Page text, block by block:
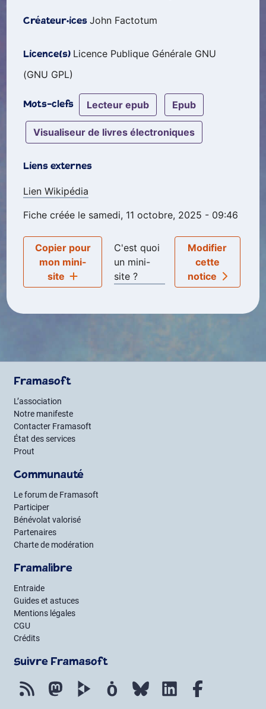
Créateur·icesJohn Factotum
Licence(s) Licence Publique Générale GNU
(GNU GPL)
Mots-clefs lecteur epub epub
visualiseur de livres électroniques
Liens externes
Lien Wikipédia
Fiche créée le samedi, 11 octobre, 2025 - 09:46
Copier pour
mon mini-
site
C'est quoi
un mini-
site ?
Modifier
cette
notice
Framasoft
L’association
Notre manifeste
Contacter Framasoft
État des services
Prout
Communauté
Le forum de Framasoft
Participer
Bénévolat valorisé
Partenaires
Charte de modération
Framalibre
Entraide
Guides et astuces
Mentions légales
CGU
Crédits
Suivre Framasoft
Flux RSS MastodonPeerTube Mobilizon Bluesky LinkedIn